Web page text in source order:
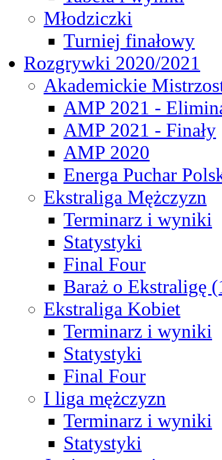
Młodziczki
Turniej finałowy
Rozgrywki 2020/2021
Akademickie
AMP 2021 -
AMP 2021 - Finały
AMP 2020
Energa Puchar
Ekstraliga Mężczyzn
Terminarz i wyniki
Statystyki
Final Four
Baraż o Ekstraligę
Ekstraliga Kobiet
Terminarz i wyniki
Statystyki
Final Four
I liga mężczyzn
Terminarz i wyniki
Statystyki